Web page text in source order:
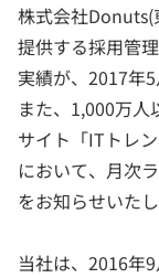
株式会社Donuts(
提供する採用管
実績が、2017年
また、1,000万
サイト「ITトレ
において、月次
をお知らせいたし
当社は、2016年